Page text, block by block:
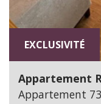
EXCLUSIVITÉ
Appartement
Appartement